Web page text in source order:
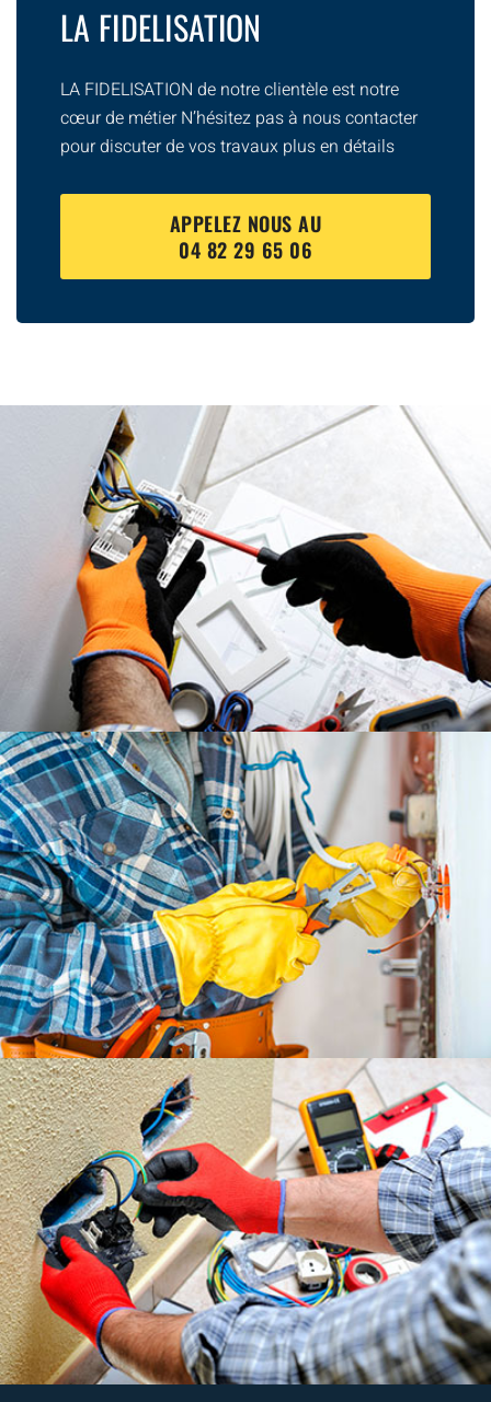
LA FIDELISATION
LA FIDELISATION de notre clientèle est notre
cœur de métier N’hésitez pas à nous contacter
pour discuter de vos travaux plus en détails
APPELEZ NOUS AU
04 82 29 65 06